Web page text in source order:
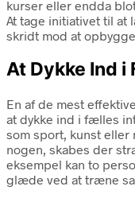
kurser eller endda
At tage initiativet til at
skridt mod at
At Dykke Ind
En af de mest
at dykke ind i fælles
som sport, kunst eller
nogen, skabes der
eksempel kan to
glæde ved at træne